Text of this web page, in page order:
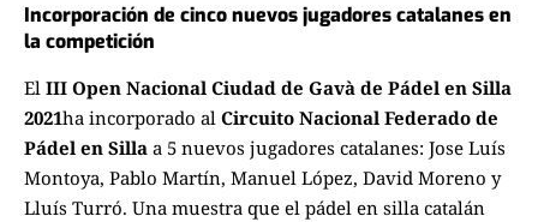
Incorporación de cinco nuevos jugadores catalanes en
la competición
El III Open Nacional Ciudad de Gavà de Pádel en Silla
2021ha incorporado al Circuito Nacional Federado de
Pádel en Silla a 5 nuevos jugadores catalanes: Jose Luís
Montoya, Pablo Martín, Manuel López, David Moreno y
Lluís Turró. Una muestra que el pádel en silla catalán